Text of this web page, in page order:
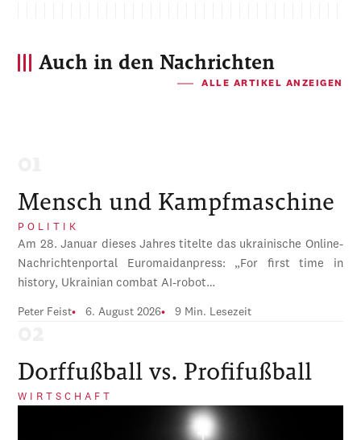
Auch in den Nachrichten
ALLE ARTIKEL ANZEIGEN
Mensch und Kampfmaschine
POLITIK
Am 28. Januar dieses Jahres titelte das ukrainische Online-
Nachrichtenportal Euromaidanpress: „For first time in
history, Ukrainian combat AI-robot…
Peter Feist 6. August 2026 9 Min. Lesezeit
Dorffußball vs. Profifußball
WIRTSCHAFT